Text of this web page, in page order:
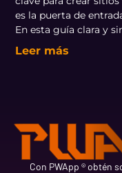
es la puerta de
En esta guía clara y
Leer más
Con PWApp ® obtén